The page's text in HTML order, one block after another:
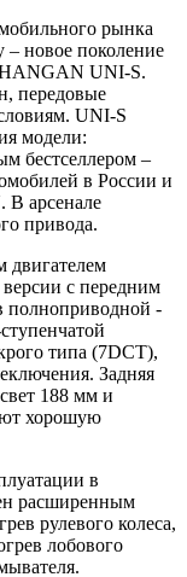
рынка
– новое поколение
UNI-S.
передовые
UNI-S
модели:
бестселлером –
в России и
В арсенале
привода.
двигателем
с передним
полноприводной -
типа (7DCT),
Задняя
188 мм и
хорошую
в
расширенным
рулевого колеса,
лобового